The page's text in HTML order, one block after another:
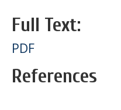
Full Text:
PDF
References